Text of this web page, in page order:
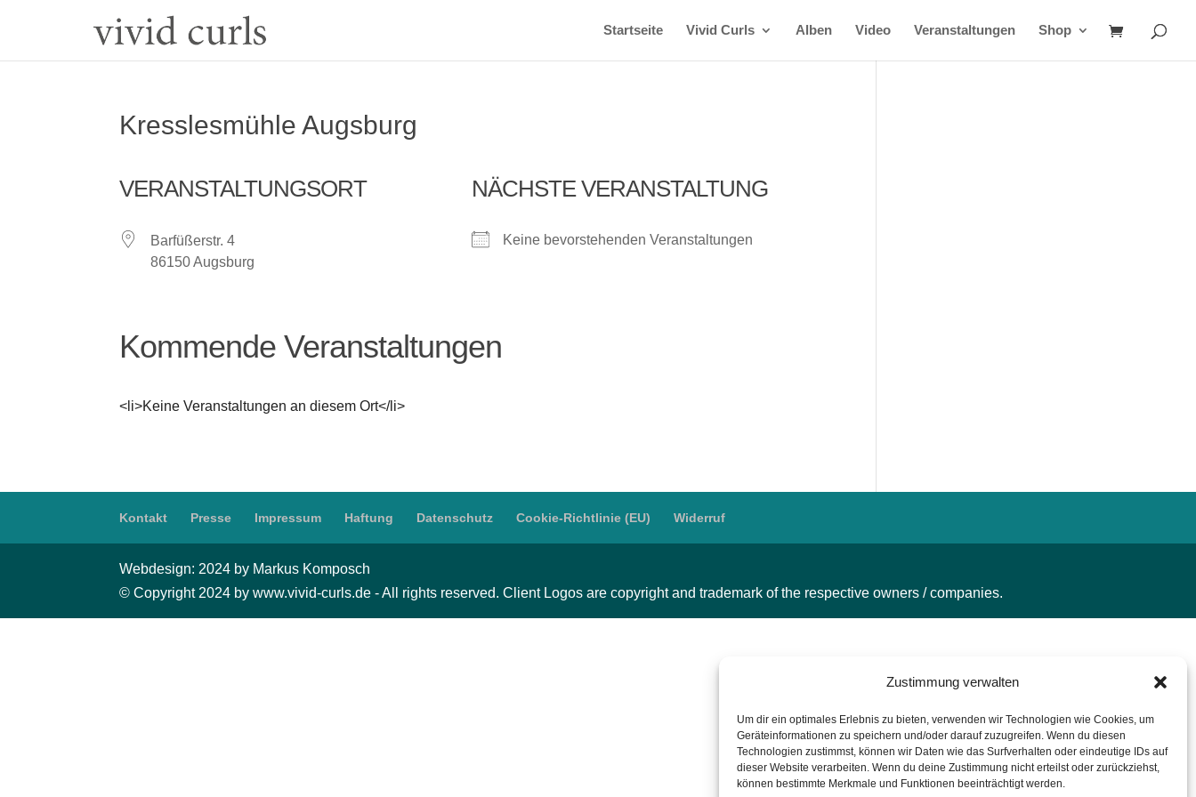
Zustimmung verwalten
Um dir ein optimales Erlebnis zu bieten, verwenden wir Technologien wie Cookies, um
Geräteinformationen zu speichern und/oder darauf zuzugreifen. Wenn du diesen
Technologien zustimmst, können wir Daten wie das Surfverhalten oder eindeutige IDs auf
dieser Website verarbeiten. Wenn du deine Zustimmung nicht erteilst oder zurückziehst,
können bestimmte Merkmale und Funktionen beeinträchtigt werden.
Startseite Vivid Curls Alben Video Veranstaltungen Shop
Kresslesmühle Augsburg
VERANSTALTUNGSORT
Barfüßerstr. 4
86150 Augsburg
NÄCHSTE VERANSTALTUNG
Keine bevorstehenden Veranstaltungen
Kommende Veranstaltungen
<li>Keine Veranstaltungen an diesem Ort</li>
Kontakt Presse Impressum Haftung Datenschutz Cookie-Richtlinie (EU) Widerruf
Webdesign: 2024 by Markus Komposch
© Copyright 2024 by www.vivid-curls.de - All rights reserved. Client Logos are copyright and trademark of the respective owners / companies.